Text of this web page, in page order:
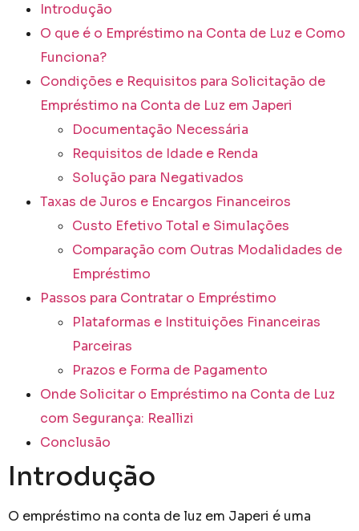
Introdução
O que é o Empréstimo na Conta de Luz e Como
Funciona?
Condições e Requisitos para Solicitação de
Empréstimo na Conta de Luz em Japeri
Documentação Necessária
Requisitos de Idade e Renda
Solução para Negativados
Taxas de Juros e Encargos Financeiros
Custo Efetivo Total e Simulações
Comparação com Outras Modalidades de
Empréstimo
Passos para Contratar o Empréstimo
Plataformas e Instituições Financeiras
Parceiras
Prazos e Forma de Pagamento
Onde Solicitar o Empréstimo na Conta de Luz
com Segurança: Reallizi
Conclusão
Introdução
O empréstimo na conta de luz em Japeri é uma